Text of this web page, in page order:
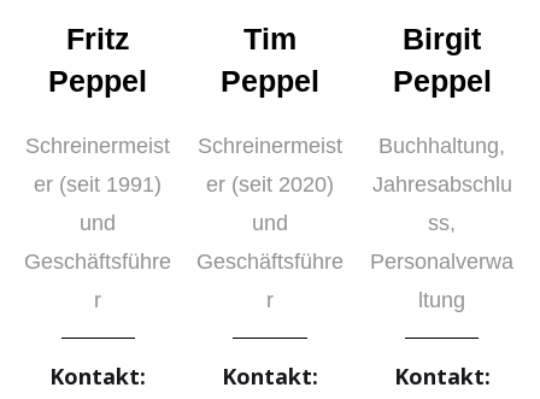
Fritz
Peppel
Schreinermeist
er (seit 1991)
und
Geschäftsführe
r
Kontakt:
Tim
Peppel
Schreinermeist
er (seit 2020)
und
Geschäftsführe
r
Kontakt:
Birgit
Peppel
Buchhaltung,
Jahresabschlu
ss,
Personalverwa
ltung
Kontakt: